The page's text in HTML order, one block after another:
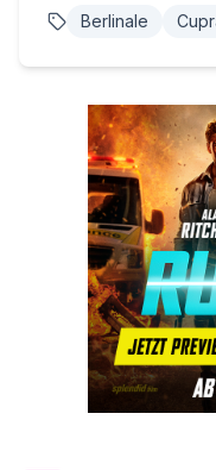
Berlinale